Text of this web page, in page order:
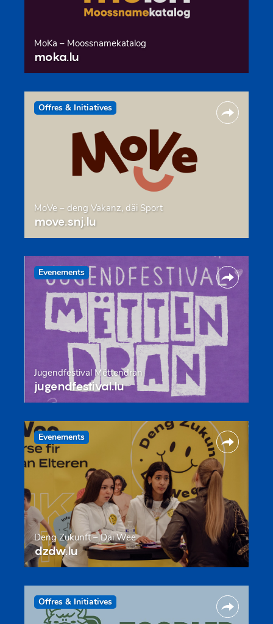
MoKa – Moossnamekatalog
moka.lu
Offres & Initiatives
MoVe – deng Vakanz, däi Sport
move.snj.lu
Evenements
Jugendfestival Mëttendran
jugendfestival.lu
Evenements
Deng Zukunft – Däi Wee
dzdw.lu
Offres & Initiatives